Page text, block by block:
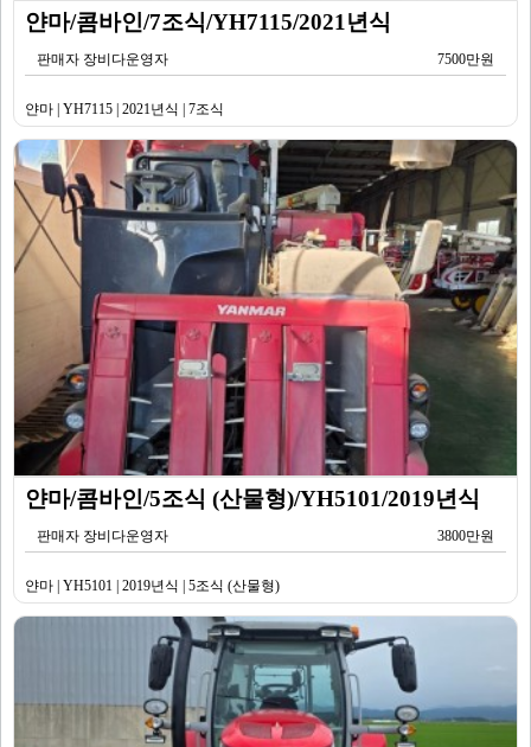
얀마/콤바인/7조식/YH7115/2021년식
판매자 장비다운영자 7500만원
얀마 | YH7115 | 2021년식 | 7조식
얀마/콤바인/5조식 (산물형)/YH5101/2019년식
판매자 장비다운영자 3800만원
얀마 | YH5101 | 2019년식 | 5조식 (산물형)